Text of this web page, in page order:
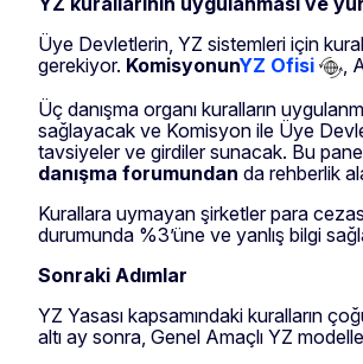
Üye Devletlerin, YZ sistemleri için
gerekiyor. KomisyonunYZ Ofisi
,
Üç danışma organı kuralların
sağlayacak ve Komisyon ile Üye
tavsiyeler ve girdiler sunacak. Bu
danışma forumundan da rehberlik
Kurallara uymayan şirketler para
durumunda %3’üne ve yanlış bilgi
Sonraki Adımlar
YZ Yasası kapsamındaki kuralların
altı ay sonra, Genel Amaçlı YZ